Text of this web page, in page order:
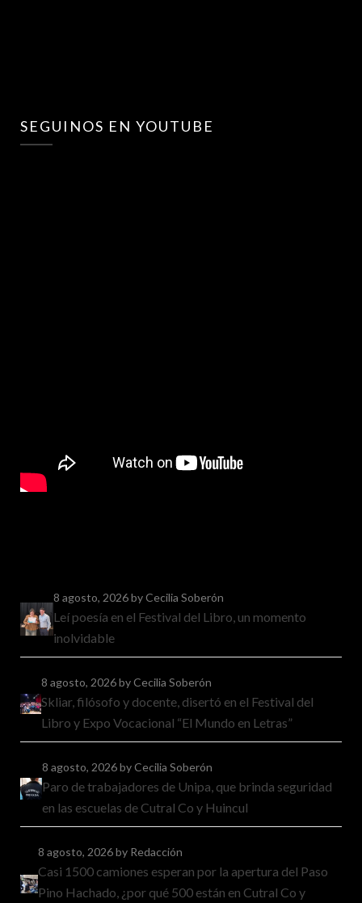
SEGUINOS EN YOUTUBE
8 agosto, 2026by Cecilia Soberón
Leí poesía en el Festival del Libro, un momento
inolvidable
8 agosto, 2026by Cecilia Soberón
Skliar, filósofo y docente, disertó en el Festival del
Libro y Expo Vocacional “El Mundo en Letras”
8 agosto, 2026by Cecilia Soberón
Paro de trabajadores de Unipa, que brinda seguridad
en las escuelas de Cutral Co y Huincul
8 agosto, 2026by Redacción
Casi 1500 camiones esperan por la apertura del Paso
Pino Hachado, ¿por qué 500 están en Cutral Co y